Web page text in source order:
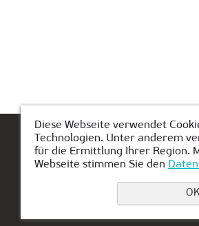
Hauptseite
Diese Webseite verwendet
Technologien. Unter anderem
für die Ermittlung Ihrer Region.
Webseite stimmen Sie den
OK